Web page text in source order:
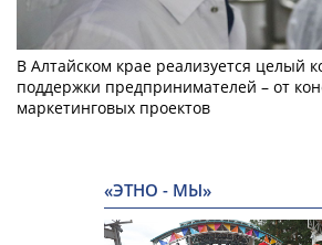
В Алтайском крае реализуется целый
поддержки предпринимателей – от
маркетинговых проектов
«ЭТНО - МЫ»